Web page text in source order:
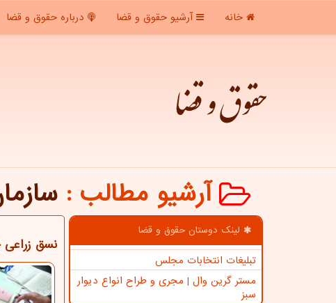
خانه آرشیو حقوق و قضا درباره حقوق و قضا
حقوق و قضا
آرشیو مطالب :
لینک دوستان حقوق و قضا
تبلیغات انتخابات مجلس
مستر گرین وال | مجری و طراح انواع دیوار
سبز
نسق زراعی